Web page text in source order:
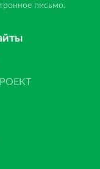
письмо.